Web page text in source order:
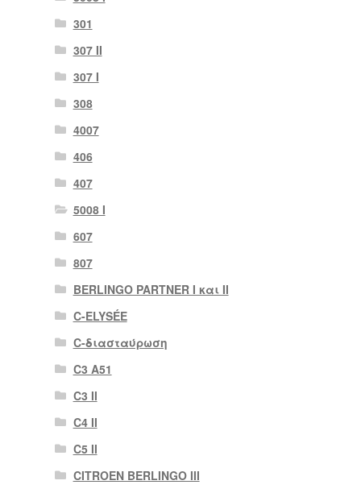
301
307 II
307 Ι
308
4007
406
407
5008 Ι
607
807
BERLINGO PARTNER I και II
C-ELYSÉE
C-διασταύρωση
C3 A51
C3 II
C4 II
C5 II
CITROEN BERLINGO III